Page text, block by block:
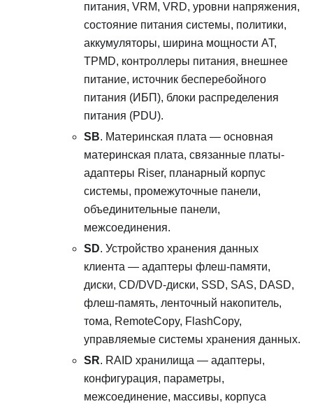
питания, VRM, VRD, уровни напряжения,
состояние питания системы, политики,
аккумуляторы, ширина мощности AT,
TPMD, контроллеры питания, внешнее
питание, источник бесперебойного
питания (ИБП), блоки распределения
питания (PDU).
SB. Материнская плата — основная
материнская плата, связанные платы-
адаптеры Riser, планарный корпус
системы, промежуточные панели,
объединительные панели,
межсоединения.
SD. Устройство хранения данных
клиента — адаптеры флеш-памяти,
диски, CD/DVD-диски, SSD, SAS, DASD,
флеш-память, ленточный накопитель,
тома, RemoteCopy, FlashCopy,
управляемые системы хранения данных.
SR. RAID хранилища — адаптеры,
конфигурация, параметры,
межсоединение, массивы, корпуса